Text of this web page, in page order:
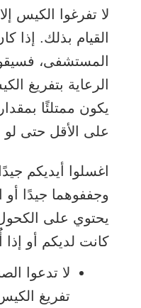
لا تفرغوا الكيس
القيام بذلك. إذا
المستشفى،
الرعاية بتفريغ
على الأقل حتى لو
اغسلوا أيديكم
وجففوهما جيدًا
يحتوي على الكحول.
كانت لديكم أو إذا
لا تدعوا
تفريغ